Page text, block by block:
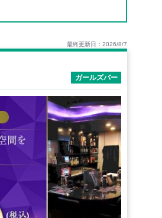
最終更新日：2026/8/7
ガールズバー